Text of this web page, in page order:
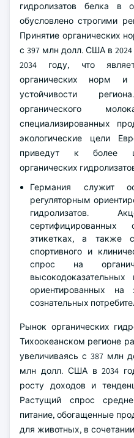
гидролизатов белка в
обусловлено строгими
Принятие органических
с 397 млн долл. США в
2034 году, что
органических норм и
устойчивости
органического
специализированных
экологические цели
приведут к более
органических
Германия служит
регуляторным
гидролизатов.
этикетках, а также
спортивного и
спрос на
ориентированных на
сознательных
Рынок органических
Тихоокеанском регионе
увеличиваясь с 387 млн
млн долл. США в 2034
росту доходов и
Растущий спрос
питание, обогащенные
для животных, в